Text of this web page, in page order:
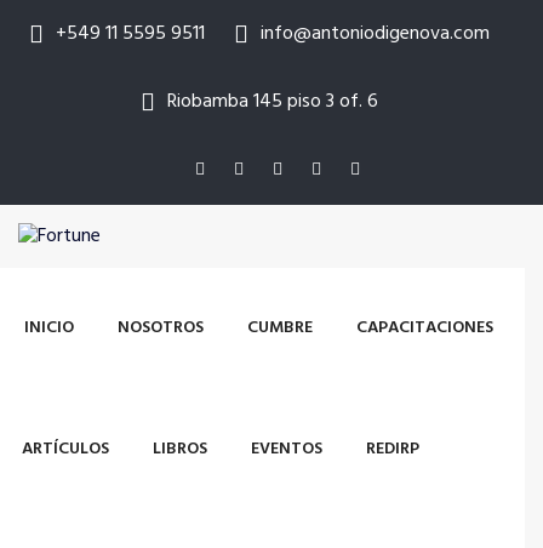
+549 11 5595 9511 info@antoniodigenova.com
Riobamba 145 piso 3 of. 6
INICIO NOSOTROS CUMBRE CAPACITACIONES
ARTÍCULOS LIBROS EVENTOS REDIRP